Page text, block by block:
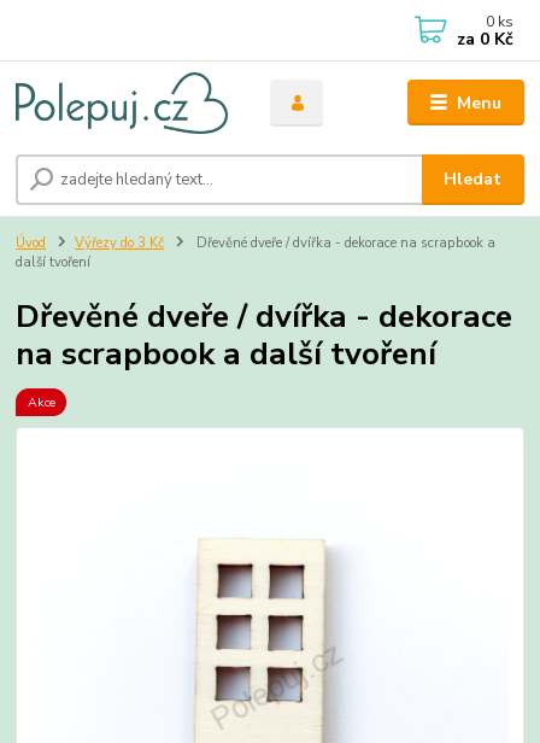
Menu
Hledat
0 ks
za 0 Kč
Úvod Výřezy do 3 Kč
Dřevěné dveře / dvířka - dekorace na scrapbook a
další tvoření
Dřevěné dveře / dvířka - dekorace
na scrapbook a další tvoření
Akce